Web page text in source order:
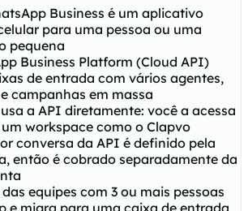
Business é um aplicativo
para uma pessoa ou uma
pequena
Business Platform (Cloud API)
de entrada com vários agentes,
campanhas em massa
a API diretamente: você a acessa
workspace como o Clapvo
conversa da API é definido pela
então é cobrado separadamente da
equipes com 3 ou mais pessoas